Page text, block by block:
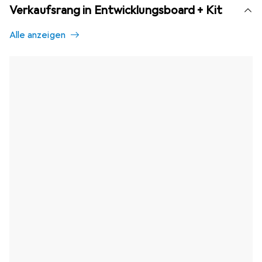
Verkaufsrang in Entwicklungsboard + Kit
Alle anzeigen